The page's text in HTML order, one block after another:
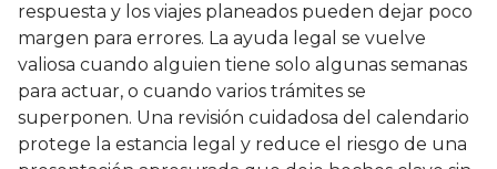
respuesta y los viajes planeados pueden dejar poco
margen para errores. La ayuda legal se vuelve
valiosa cuando alguien tiene solo algunas semanas
para actuar, o cuando varios trámites se
superponen. Una revisión cuidadosa del calendario
protege la estancia legal y reduce el riesgo de una